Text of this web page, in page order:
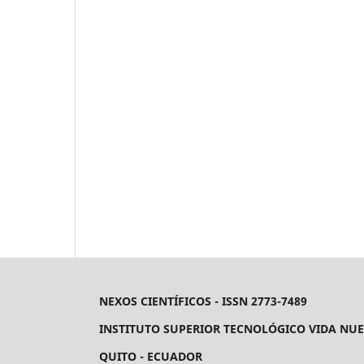
NEXOS CIENTÍFICOS - ISSN 2773-7489
INSTITUTO SUPERIOR TECNOLÓGICO VIDA
QUITO - ECUADOR